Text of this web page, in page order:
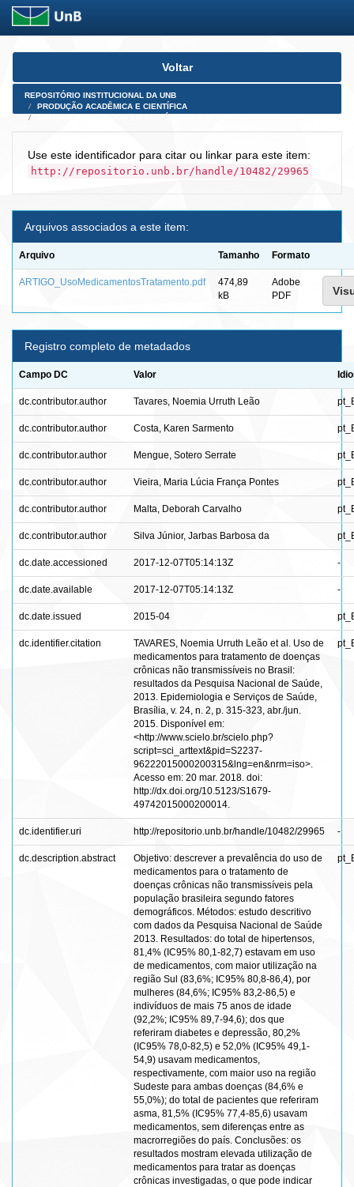
Skip
Voltar
REPOSITÓRIO INSTITUCIONAL DA UNB
PRODUÇÃO ACADÊMICA E CIENTÍFICA
Use este identificador para citar ou linkar para este item:
http://repositorio.unb.br/handle/10482/29965
Arquivos associados a este item:
Arquivo Tamanho Formato
ARTIGO_UsoMedicamentosTratamento.pdf
474,89
kB
Adobe
PDF
Registro completo de metadados
Campo DC Valor
dc.contributor.author Tavares, Noemia Urruth Leão
dc.contributor.author Costa, Karen Sarmento
dc.contributor.author Mengue, Sotero Serrate
dc.contributor.author Vieira, Maria Lúcia França Pontes
dc.contributor.author Malta, Deborah Carvalho
dc.contributor.author Silva Júnior, Jarbas Barbosa da
dc.date.accessioned 2017-12-07T05:14:13Z -
dc.date.available 2017-12-07T05:14:13Z -
dc.date.issued 2015-04
dc.identifier.citation
TAVARES, Noemia Urruth Leão et al. Uso de
medicamentos para tratamento de doenças
crônicas não transmissíveis no Brasil:
resultados da Pesquisa Nacional de Saúde,
2013. Epidemiologia e Serviços de Saúde,
Brasília, v. 24, n. 2, p. 315-323, abr./jun.
2015. Disponível em:
<http://www.scielo.br/scielo.php?
script=sci_arttext&pid=S2237-
96222015000200315&lng=en&nrm=iso>.
Acesso em: 20 mar. 2018. doi:
http://dx.doi.org/10.5123/S1679-
49742015000200014.
dc.identifier.uri http://repositorio.unb.br/handle/10482/29965 -
dc.description.abstract
Objetivo: descrever a prevalência do uso de
medicamentos para o tratamento de
doenças crônicas não transmissíveis pela
população brasileira segundo fatores
demográficos. Métodos: estudo descritivo
com dados da Pesquisa Nacional de Saúde
2013. Resultados: do total de hipertensos,
81,4% (IC95% 80,1-82,7) estavam em uso
de medicamentos, com maior utilização na
região Sul (83,6%; IC95% 80,8-86,4), por
mulheres (84,6%; IC95% 83,2-86,5) e
indivíduos de mais 75 anos de idade
(92,2%; IC95% 89,7-94,6); dos que
referiram diabetes e depressão, 80,2%
(IC95% 78,0-82,5) e 52,0% (IC95% 49,1-
54,9) usavam medicamentos,
respectivamente, com maior uso na região
Sudeste para ambas doenças (84,6% e
55,0%); do total de pacientes que referiram
asma, 81,5% (IC95% 77,4-85,6) usavam
medicamentos, sem diferenças entre as
macrorregiões do país. Conclusões: os
resultados mostram elevada utilização de
medicamentos para tratar as doenças
crônicas investigadas, o que pode indicar